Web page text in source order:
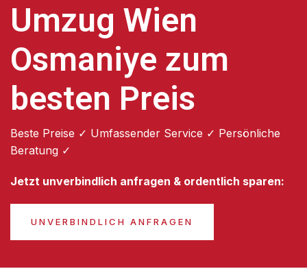
Umzug Wien
Osmaniye zum
besten Preis
Beste Preise ✓ Umfassender Service ✓ Persönliche
Beratung ✓
Jetzt unverbindlich anfragen & ordentlich sparen:
UNVERBINDLICH ANFRAGEN